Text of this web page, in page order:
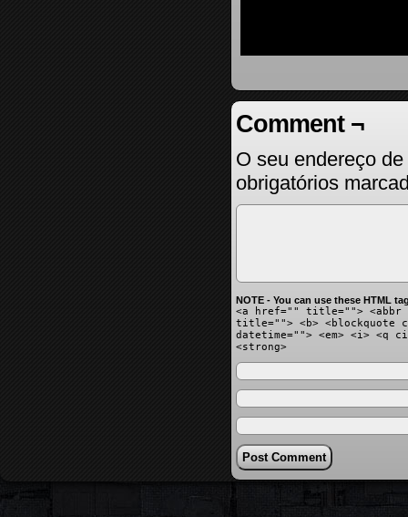
Comment ¬
O seu endereço
obrigatórios
NOTE - You can use these HTML
<a href="" title=""> <abbr
title=""> <b> <blockquote
datetime=""> <em> <i> <q
<strong>